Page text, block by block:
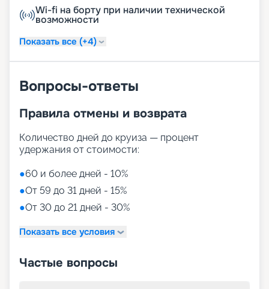
Wi-fi на борту при наличии технической
возможности
Показать все (+4)
Вопросы-ответы
Правила отмены и возврата
Количество дней до круиза — процент
удержания от стоимости:
●60 и более дней - 10%
●От 59 до 31 дней - 15%
●От 30 до 21 дней - 30%
Показать все условия
Частые вопросы